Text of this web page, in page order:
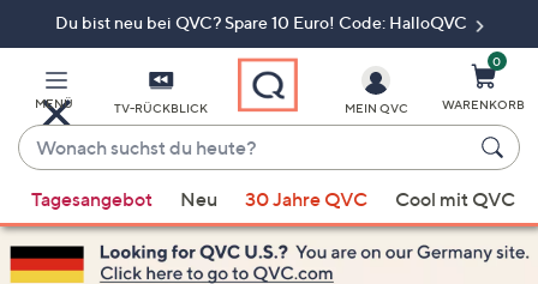
Du bist neu bei QVC? Spare 10 Euro! Code: HalloQVC
MENÜ TV-RÜCKBLICK
Wonach
suchst
du
heute?
Vorschläge
verfügbar
sind,
MEIN QVC
0
WARENKORB
Tagesangebot Neu 30 Jahre QVC Cool mit QVC